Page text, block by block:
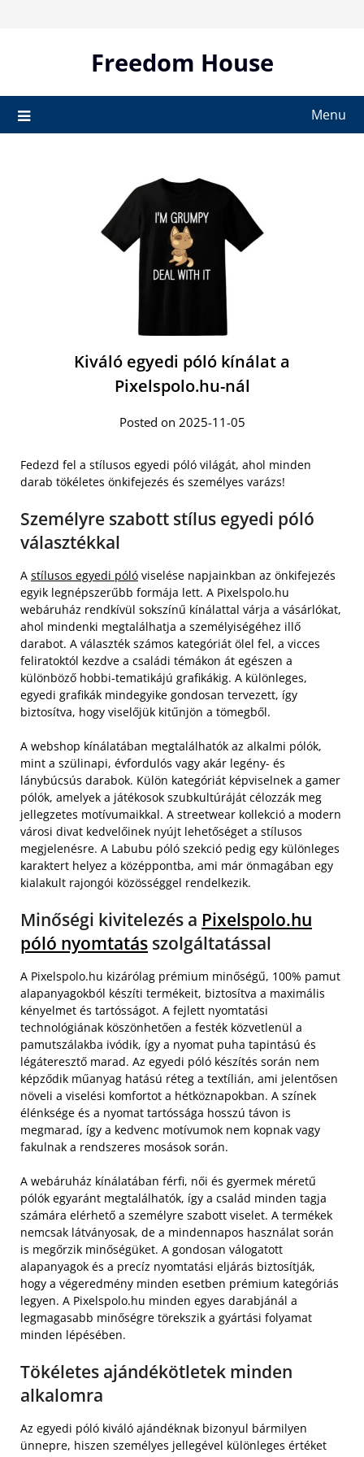
Freedom House
Menu
Kiváló egyedi póló kínálat a
Pixelspolo.hu-nál
Posted on 2025-11-05
Fedezd fel a stílusos egyedi póló világát, ahol minden
darab tökéletes önkifejezés és személyes varázs!
Személyre szabott stílus egyedi póló
választékkal
A stílusos egyedi póló viselése napjainkban az önkifejezés
egyik legnépszerűbb formája lett. A Pixelspolo.hu
webáruház rendkívül sokszínű kínálattal várja a vásárlókat,
ahol mindenki megtalálhatja a személyiségéhez illő
darabot. A választék számos kategóriát ölel fel, a vicces
feliratoktól kezdve a családi témákon át egészen a
különböző hobbi-tematikájú grafikákig. A különleges,
egyedi grafikák mindegyike gondosan tervezett, így
biztosítva, hogy viselőjük kitűnjön a tömegből.
A webshop kínálatában megtalálhatók az alkalmi pólók,
mint a szülinapi, évfordulós vagy akár legény- és
lánybúcsús darabok. Külön kategóriát képviselnek a gamer
pólók, amelyek a játékosok szubkultúráját célozzák meg
jellegzetes motívumaikkal. A streetwear kollekció a modern
városi divat kedvelőinek nyújt lehetőséget a stílusos
megjelenésre. A Labubu póló szekció pedig egy különleges
karaktert helyez a középpontba, ami már önmagában egy
kialakult rajongói közösséggel rendelkezik.
Minőségi kivitelezés a Pixelspolo.hu
póló nyomtatás szolgáltatással
A Pixelspolo.hu kizárólag prémium minőségű, 100% pamut
alapanyagokból készíti termékeit, biztosítva a maximális
kényelmet és tartósságot. A fejlett nyomtatási
technológiának köszönhetően a festék közvetlenül a
pamutszálakba ivódik, így a nyomat puha tapintású és
légáteresztő marad. Az egyedi póló készítés során nem
képződik műanyag hatású réteg a textílián, ami jelentősen
növeli a viselési komfortot a hétköznapokban. A színek
élénksége és a nyomat tartóssága hosszú távon is
megmarad, így a kedvenc motívumok nem kopnak vagy
fakulnak a rendszeres mosások során.
A webáruház kínálatában férfi, női és gyermek méretű
pólók egyaránt megtalálhatók, így a család minden tagja
számára elérhető a személyre szabott viselet. A termékek
nemcsak látványosak, de a mindennapos használat során
is megőrzik minőségüket. A gondosan válogatott
alapanyagok és a precíz nyomtatási eljárás biztosítják,
hogy a végeredmény minden esetben prémium kategóriás
legyen. A Pixelspolo.hu minden egyes darabjánál a
legmagasabb minőségre törekszik a gyártási folyamat
minden lépésében.
Tökéletes ajándékötletek minden
alkalomra
Az egyedi póló kiváló ajándéknak bizonyul bármilyen
ünnepre, hiszen személyes jellegével különleges értéket